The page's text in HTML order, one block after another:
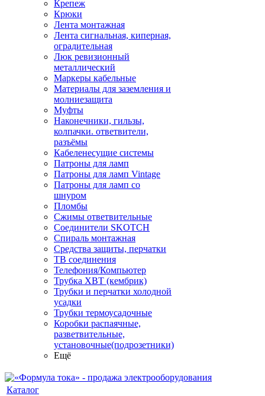
Крепеж
Крюки
Лента монтажная
Лента сигнальная, киперная,
оградительная
Люк ревизионный
металлический
Маркеры кабельные
Материалы для заземления и
молниезащита
Муфты
Наконечники, гильзы,
колпачки. ответвители,
разъёмы
Кабеленесущие системы
Патроны для ламп
Патроны для ламп Vintage
Патроны для ламп со
шнуром
Пломбы
Сжимы ответвительные
Соединители SKOTCH
Спираль монтажная
Средства защиты, перчатки
ТВ соединения
Телефония/Компьютер
Трубка ХВТ (кембрик)
Трубки и перчатки холодной
усадки
Трубки термоусадочные
Коробки распаячные,
разветвительные,
установочные(подрозетники)
Ещё
Каталог